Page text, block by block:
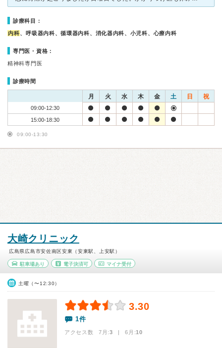
診療科目：
内科、呼吸器内科、循環器内科、消化器内科、小児科、心療内科
専門医・資格：
精神科専門医
診療時間
月 火 水 木 金 土 日 祝
09:00-12:30
15:00-18:30
09:00-13:30
大崎クリニック
広島県広島市安佐南区安東（安東駅、上安駅）
駐車場あり 電子決済可 マイナ受付
土曜（〜12:30）
3.30
1件
アクセス数 7月:3 | 6月:10